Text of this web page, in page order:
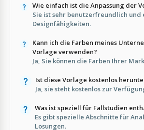
Wie einfach ist die Anpassung der
Sie ist sehr benutzerfreundlich
Designfähigkeiten.
Kann ich die Farben meines
Vorlage verwenden?
Ja, Sie können die Farben Ihrer
Ist diese Vorlage kostenlos
Ja, sie steht kostenlos zur
Was ist speziell für Fallstudien
Es gibt spezielle Abschnitte für
Lösungen.